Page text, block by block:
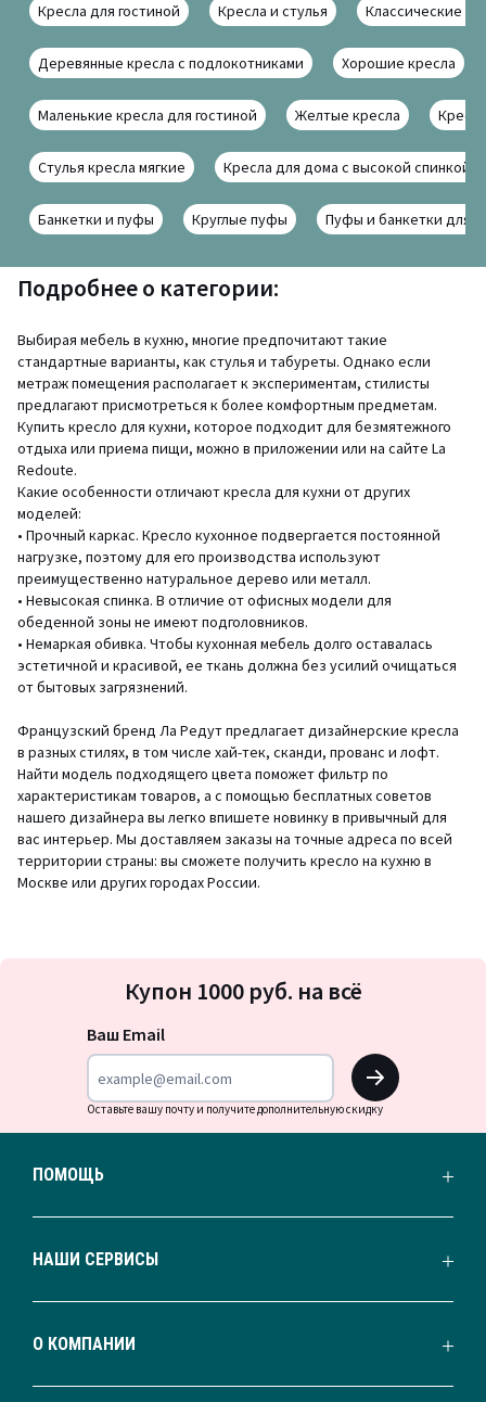
Кресла для гостиной Кресла и стулья Классические
Деревянные кресла с подлокотниками Хорошие кресла
Маленькие кресла для гостиной Желтые кресла
Стулья кресла мягкие Кресла для дома с высокой спинкой
Банкетки и пуфы Круглые пуфы Пуфы и банкетки для
Подробнее о категории:
Выбирая мебель в кухню, многие предпочитают такие
стандартные варианты, как стулья и табуреты. Однако если
метраж помещения располагает к экспериментам, стилисты
предлагают присмотреться к более комфортным предметам.
Купить кресло для кухни, которое подходит для безмятежного
отдыха или приема пищи, можно в приложении или на сайте La
Redoute.
Какие особенности отличают кресла для кухни от других
моделей:
• Прочный каркас. Кресло кухонное подвергается постоянной
нагрузке, поэтому для его производства используют
преимущественно натуральное дерево или металл.
• Невысокая спинка. В отличие от офисных модели для
обеденной зоны не имеют подголовников.
• Немаркая обивка. Чтобы кухонная мебель долго оставалась
эстетичной и красивой, ее ткань должна без усилий очищаться
от бытовых загрязнений.
Французский бренд Ла Редут предлагает дизайнерские кресла
в разных стилях, в том числе хай-тек, сканди, прованс и лофт.
Найти модель подходящего цвета поможет фильтр по
характеристикам товаров, а с помощью бесплатных советов
нашего дизайнера вы легко впишете новинку в привычный для
вас интерьер. Мы доставляем заказы на точные адреса по всей
территории страны: вы сможете получить кресло на кухню в
Москве или других городах России.
на
Купон 1000 руб. на всё
Ваш Email
OK
Оставьте вашу почту и получите дополнительную скидку
ПОМОЩЬ
НАШИ СЕРВИСЫ
О КОМПАНИИ